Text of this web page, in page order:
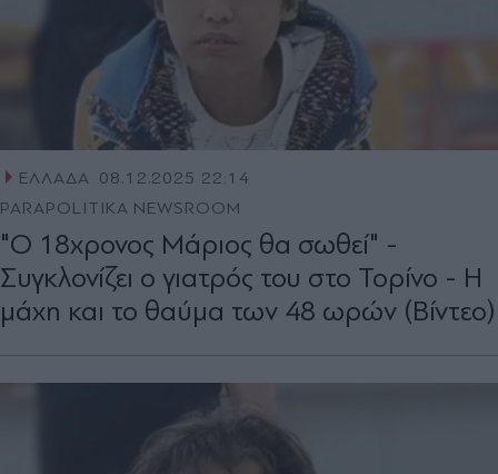
ΕΛΛΑΔΑ 08.12.2025 22:14
PARAPOLITIKA NEWSROOM
"Ο 18χρονος Μάριος θα σωθεί" -
Συγκλονίζει ο γιατρός του στο Τορίνο - Η
μάχη και το θαύμα των 48 ωρών (Βίντεο)